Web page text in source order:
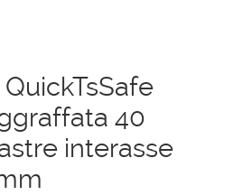
40
interasse